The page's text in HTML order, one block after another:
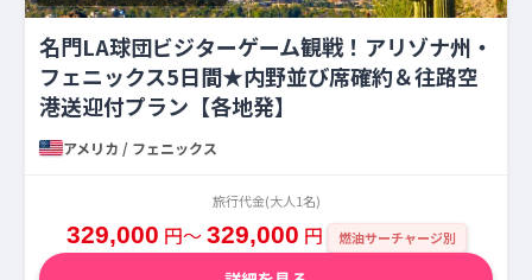
名門LA球団ビジターゲーム観戦！アリゾナ州・
フェニックス5日間★内野並び席確約＆往路空
港送迎付プラン【各地発】
アメリカ / フェニックス
旅行代金(大人1名)
329,000 円〜329,000 円 燃油サーチャージ別